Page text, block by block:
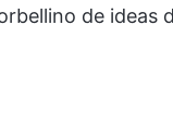
de ideas